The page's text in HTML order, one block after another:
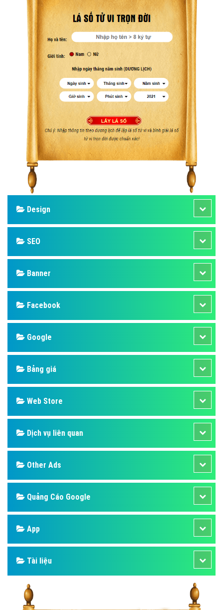
Design
SEO
Banner
Facebook
Google
Bảng giá
Web Store
Dịch vụ liên quan
Other Ads
Quảng Cáo Google
App
Tài liệu